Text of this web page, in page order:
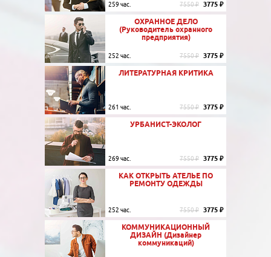
259 час. 7550 ₽ 3775 ₽
ОХРАННОЕ ДЕЛО
(Руководитель охранного
предприятия)
252 час. 7550 ₽ 3775 ₽
ЛИТЕРАТУРНАЯ КРИТИКА
261 час. 7550 ₽ 3775 ₽
УРБАНИСТ-ЭКОЛОГ
269 час. 7550 ₽ 3775 ₽
КАК ОТКРЫТЬ АТЕЛЬЕ ПО
РЕМОНТУ ОДЕЖДЫ
252 час. 7550 ₽ 3775 ₽
КОММУНИКАЦИОННЫЙ
ДИЗАЙН (Дизайнер
коммуникаций)